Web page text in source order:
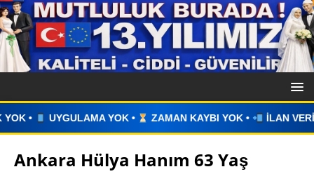
ZAMAN KAYBI YOK • İLAN VERİN • WHATSAPP
Ankara Hülya Hanım 63 Yaş